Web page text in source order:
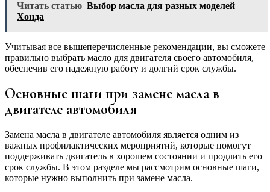
Читать статью Выбор масла для разных моделей
Хонда
Учитывая все вышеперечисленные рекомендации, вы сможете
правильно выбрать масло для двигателя своего автомобиля,
обеспечив его надежную работу и долгий срок службы.
Основные шаги при замене масла в
двигателе автомобиля
Замена масла в двигателе автомобиля является одним из
важных профилактических мероприятий, которые помогут
поддерживать двигатель в хорошем состоянии и продлить его
срок службы. В этом разделе мы рассмотрим основные шаги,
которые нужно выполнить при замене масла.